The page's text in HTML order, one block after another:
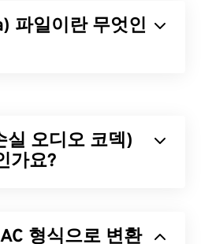
파일이란 무엇인
어를사용하여 사용자 정의
카라는 이름은 크기가 점점
실 오디오 코덱)
가요?
암시하듯이 음질이나 원본
파일을 FLAC 형식으로 변환